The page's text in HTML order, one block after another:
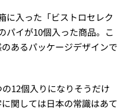
に入った「ビストロセレク
パイが10個入った商品。こ
あるパッケージデザインで
12個入りになりそうだけ
関しては日本の常識はあて